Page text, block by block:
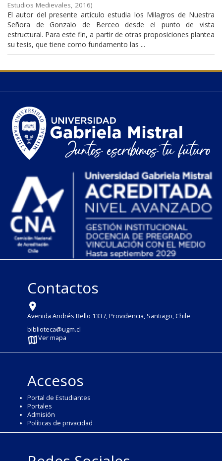
Estudios Medievales, 2016)
El autor del presente artículo estudia los Milagros de Nuestra
Señora de Gonzalo de Berceo desde el punto de vista
estructural. Para este fin, a partir de otras proposiciones plantea
su tesis, que tiene como fundamento las ...
Contactos
Avenida Andrés Bello 1337, Providencia, Santiago, Chile
biblioteca@ugm.cl
Ver mapa
Accesos
Portal de Estudiantes
Portales
Admisión
Políticas de privacidad